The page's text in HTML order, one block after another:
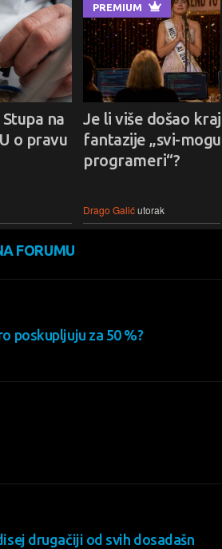
na
o pravu
PREMIUM
Je li više došao kraj
fantazije „svi-
programeri“?
Drago Galićutorak
FORUMU
poskupljuju za 50 %?
drugačiji od svih dosadašn